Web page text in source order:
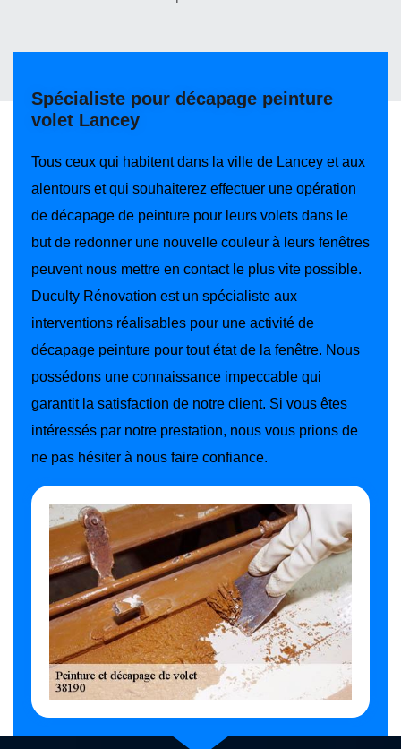
Spécialiste pour décapage peinture
volet Lancey
Tous ceux qui habitent dans la ville de Lancey et aux
alentours et qui souhaiterez effectuer une opération
de décapage de peinture pour leurs volets dans le
but de redonner une nouvelle couleur à leurs fenêtres
peuvent nous mettre en contact le plus vite possible.
Duculty Rénovation est un spécialiste aux
interventions réalisables pour une activité de
décapage peinture pour tout état de la fenêtre. Nous
possédons une connaissance impeccable qui
garantit la satisfaction de notre client. Si vous êtes
intéressés par notre prestation, nous vous prions de
ne pas hésiter à nous faire confiance.